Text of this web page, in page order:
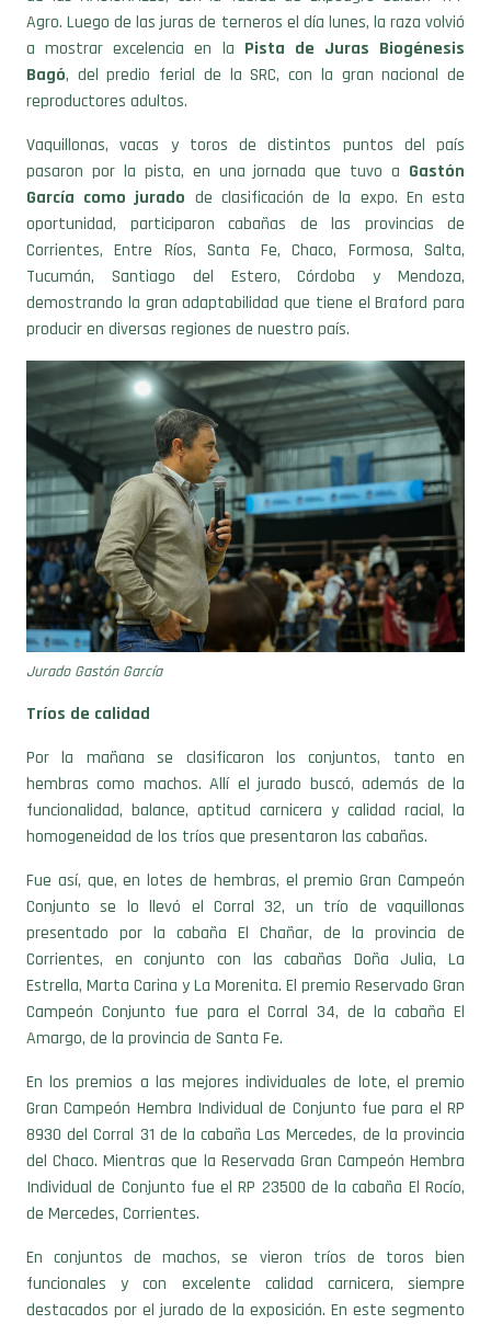
a mostrar excelencia en laPista de Juras Biogénesis
Bagó, del predio ferial de la SRC, con la gran nacional de
reproductores adultos.
Vaquillonas, vacas y toros de distintos puntos del país
pasaron por la pista, en una jornada que tuvo aGastón
García como jurado
de clasificación de la expo. En esta
oportunidad, participaron cabañas de las provincias de
Corrientes, Entre Ríos, Santa Fe, Chaco, Formosa, Salta,
Tucumán, Santiago del Estero, Córdoba y Mendoza,
demostrando la gran adaptabilidad que tiene el Braford para
producir en diversas regiones de nuestro país.
Jurado Gastón García
Tríos de calidad
Por la mañana se clasificaron los conjuntos, tanto en
hembras como machos. Allí el jurado buscó, además de la
funcionalidad, balance, aptitud carnicera y calidad racial, la
homogeneidad de los tríos que presentaron las cabañas.
Fue así, que, en lotes de hembras, el premio Gran Campeón
Conjunto se lo llevó el Corral 32, un trío de vaquillonas
presentado por la cabaña El Chañar, de la provincia de
Corrientes, en conjunto con las cabañas Doña Julia, La
Estrella, Marta Carina y La Morenita. El premio Reservado Gran
Campeón Conjunto fue para el Corral 34, de la cabaña El
Amargo, de la provincia de Santa Fe.
En los premios a las mejores individuales de lote, el premio
Gran Campeón Hembra Individual de Conjunto fue para el RP
8930 del Corral 31 de la cabaña Las Mercedes, de la provincia
del Chaco. Mientras que la Reservada Gran Campeón Hembra
Individual de Conjunto fue el RP 23500 de la cabaña El Rocío,
de Mercedes, Corrientes.
En conjuntos de machos, se vieron tríos de toros bien
funcionales y con excelente calidad carnicera, siempre
destacados por el jurado de la exposición. En este segmento
de la jura, el premio Gran Campeón Macho Conjunto fue para